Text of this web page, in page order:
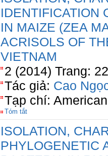
IDENTIFICATION
IN MAIZE (ZEA
ACRISOLS OF
VIETNAM
2 (2014) Trang:
Tác giả: Cao
Tạp chí:
Tóm tắt
ISOLATION,
PHYLOGENETIC